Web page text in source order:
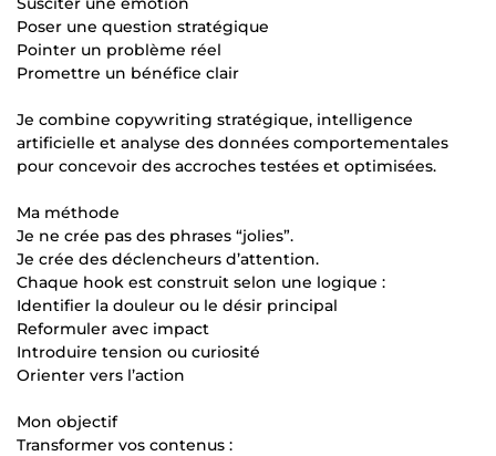
Poser une question stratégique
Pointer un problème réel
Promettre un bénéfice clair
Je combine copywriting stratégique, intelligence
artificielle et analyse des données comportementales
pour concevoir des accroches testées et optimisées.
Ma méthode
Je ne crée pas des phrases “jolies”.
Je crée des déclencheurs d’attention.
Chaque hook est construit selon une logique :
Identifier la douleur ou le désir principal
Reformuler avec impact
Introduire tension ou curiosité
Orienter vers l’action
Mon objectif
Transformer vos contenus :